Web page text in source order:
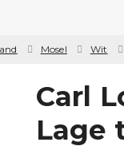
Mosel Wit
Carl
Lage